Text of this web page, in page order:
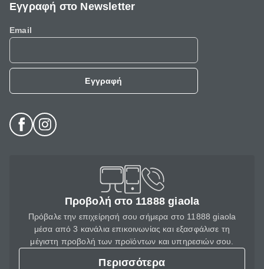
Εγγραφή στο Newsletter
Email
Εγγραφή
Προβολή στο 11888 giaola
Πρόβαλε την επιχείρησή σου σήμερα στο 11888 giaola
μέσα από 3 κανάλια επικοινωνίας και εξασφάλισε τη
μέγιστη προβολή των προϊόντων και υπηρεσιών σου.
Περισσότερα